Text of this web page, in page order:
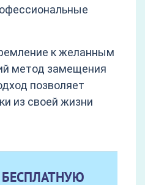
к желанным
метод замещения
позволяет
из своей жизни